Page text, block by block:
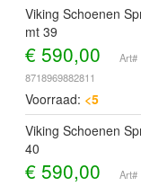
Viking Schoenen
mt 39
€ 590,00
Art#
8718969882811
Voorraad: <5
Viking Schoenen
40
€ 590,00
Art#